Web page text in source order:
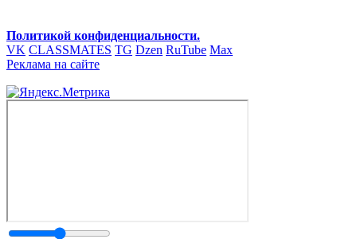
Политикой конфиденциальности.
VK CLASSMATES TG Dzen RuTube Max
Реклама на сайте